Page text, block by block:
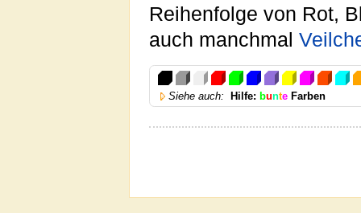
Reihenfolge von Rot,
auch manchmal
Siehe auch: Hilfe: bunte Farben